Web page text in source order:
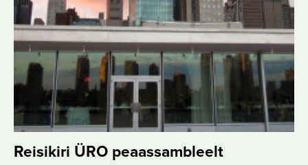
Reisikiri ÜRO peaassambleelt